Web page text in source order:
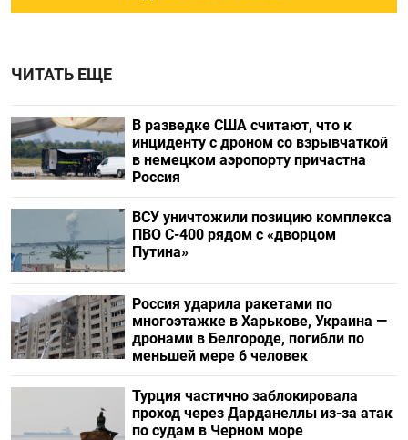
ЧИТАТЬ ЕЩЕ
В разведке США считают, что к
инциденту с дроном со взрывчаткой
в немецком аэропорту причастна
Россия
ВСУ уничтожили позицию комплекса
ПВО С-400 рядом с «дворцом
Путина»
Россия ударила ракетами по
многоэтажке в Харькове, Украина —
дронами в Белгороде, погибли по
меньшей мере 6 человек
Турция частично заблокировала
проход через Дарданеллы из-за атак
по судам в Черном море